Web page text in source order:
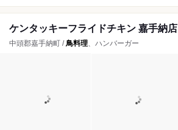
ケンタッキーフライドチキン 嘉手納店
中頭郡嘉手納町 /鳥料理、ハンバーガー